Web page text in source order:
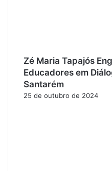
Zé Maria Tapajós
Educadores em
Santarém
25 de outubro de 2024